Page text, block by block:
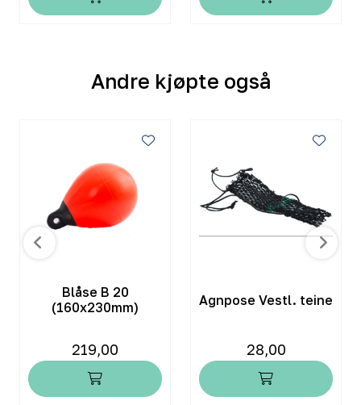
Andre kjøpte også
Blåse B 20
(160x230mm)
219,00
Agnpose Vestl. teine
28,00